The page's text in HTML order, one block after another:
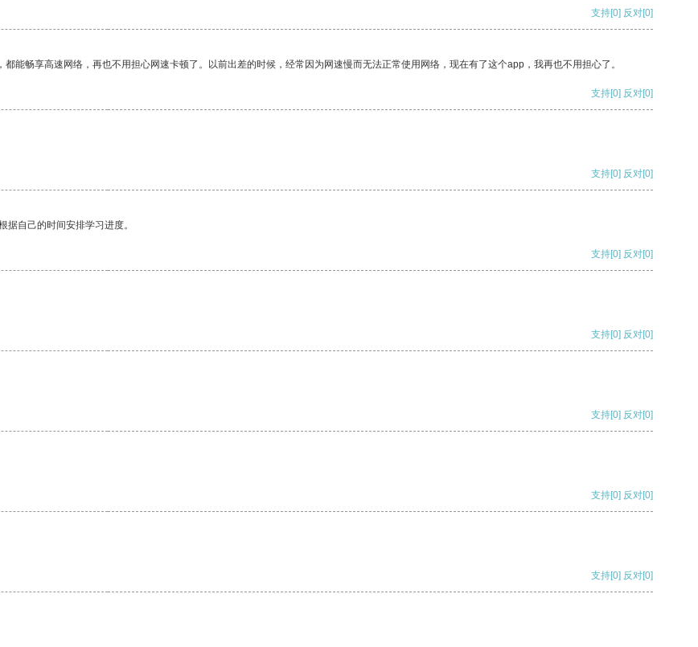
支持[0] 反对[0]
能畅享高速网络，再也不用担心网速卡顿了。以前出差的时候，经常因为网速慢而无法正常使用网络，现在有了这个app，我再也不用担心了。
支持[0] 反对[0]
支持[0] 反对[0]
自己的时间安排学习进度。
支持[0] 反对[0]
支持[0] 反对[0]
支持[0] 反对[0]
支持[0] 反对[0]
支持[0] 反对[0]